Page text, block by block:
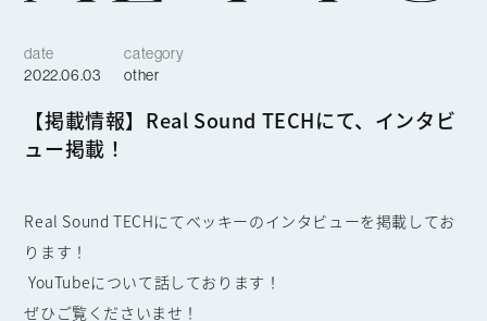
date
2022.06.03
category
other
【掲載情報】Real Sound TECHにて、インタビ
ュー掲載！
Real Sound TECHにてベッキーのインタビューを掲載してお
ります！
YouTubeについて話しております！
ぜひご覧くださいませ！